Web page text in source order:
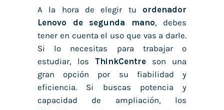
A la hora de elegir tu ordenador
Lenovo de segunda mano, debes
tener en cuenta el uso que vas a darle.
Si lo necesitas para trabajar o
estudiar, los ThinkCentre son una
gran opción por su fiabilidad y
eficiencia. Si buscas potencia y
capacidad de ampliación, los